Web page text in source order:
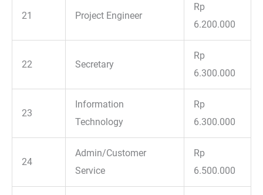
21 Project Engineer
Rp
6.200.000
22 Secretary
Rp
6.300.000
23
Information
Technology
Rp
6.300.000
24
Admin/Customer
Service
Rp
6.500.000